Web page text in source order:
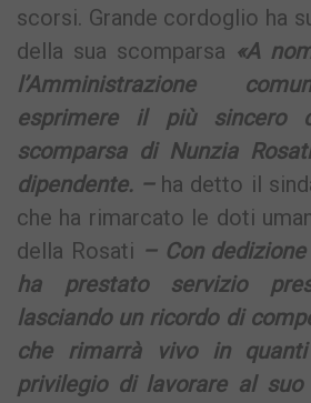
scorsi. Grande cordoglio ha
della sua scomparsa «A
l’Amministrazione
esprimere il più sincero
scomparsa di Nunzia
dipendente. – ha detto il
che ha rimarcato le doti
della Rosati – Con
ha prestato servizio
lasciando un ricordo di
che rimarrà vivo in
privilegio di lavorare al suo